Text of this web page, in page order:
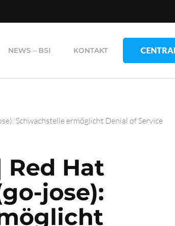
NEWS – BSI KONTAKT
Schwachstelle ermöglicht Denial of Service
Hat
jose):